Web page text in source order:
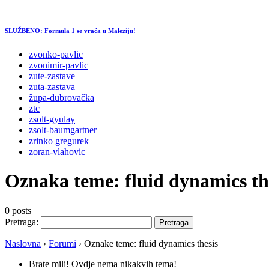
SLUŽBENO: Formula 1 se vraća u Maleziju!
zvonko-pavlic
zvonimir-pavlic
zute-zastave
zuta-zastava
župa-dubrovačka
ztc
zsolt-gyulay
zsolt-baumgartner
zrinko gregurek
zoran-vlahovic
Oznaka teme: fluid dynamics
0 posts
Pretraga:
Naslovna › Forumi › Oznake teme: fluid dynamics thesis
Brate mili! Ovdje nema nikakvih tema!